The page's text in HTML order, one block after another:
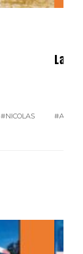
#NICOLAS
La